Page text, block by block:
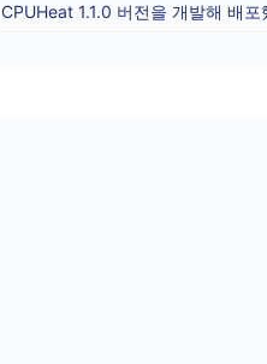
CPUHeat 1.1.0 버전을 개발해 배포